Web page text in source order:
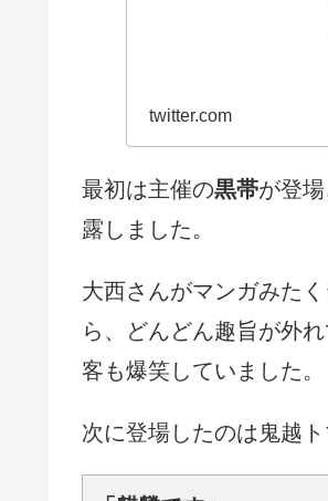
twitter.com
最初は主催の黒帯が登
露しました。
大西さんがマンガみた
ら、どんどん趣旨が外
客も爆笑していました。
次に登場したのは鬼越